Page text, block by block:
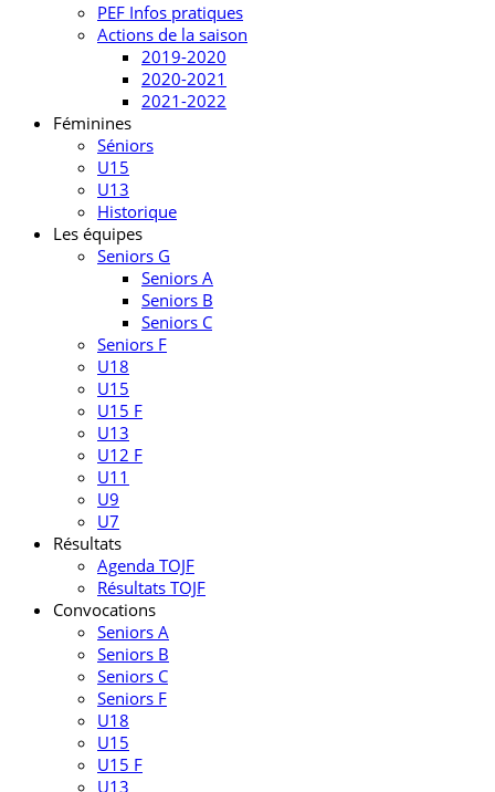
PEF Infos pratiques
Actions de la saison
2019-2020
2020-2021
2021-2022
Féminines
Séniors
U15
U13
Historique
Les équipes
Seniors G
Seniors A
Seniors B
Seniors C
Seniors F
U18
U15
U15 F
U13
U12 F
U11
U9
U7
Résultats
Agenda TOJF
Résultats TOJF
Convocations
Seniors A
Seniors B
Seniors C
Seniors F
U18
U15
U15 F
U13